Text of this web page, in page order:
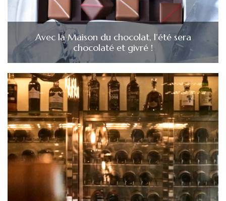
Avec la Maison du chocolat, l’été sera
chocolaté et givré !